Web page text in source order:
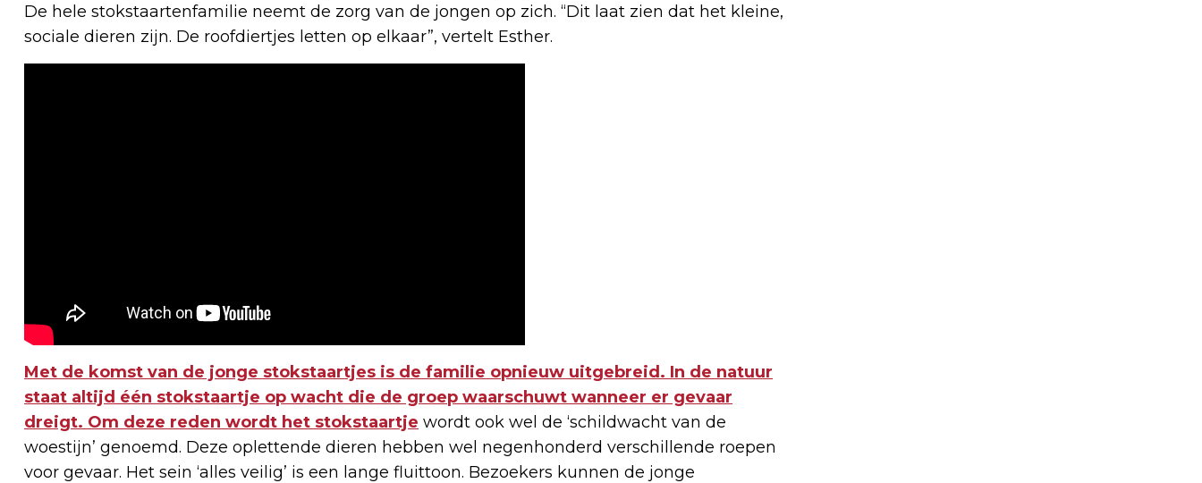
De hele stokstaartenfamilie neemt de zorg van de jongen op zich. “Dit laat zien dat het kleine,
sociale dieren zijn. De roofdiertjes letten op elkaar”, vertelt Esther.
Met de komst van de jonge stokstaartjes is de familie opnieuw uitgebreid. In de natuur
staat altijd één stokstaartje op wacht die de groep waarschuwt wanneer er gevaar
dreigt. Om deze reden wordt het stokstaartje wordt ook wel de ‘schildwacht van de
woestijn’ genoemd. Deze oplettende dieren hebben wel negenhonderd verschillende roepen
voor gevaar. Het sein ‘alles veilig’ is een lange fluittoon. Bezoekers kunnen de jonge